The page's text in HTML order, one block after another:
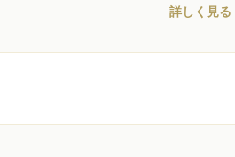
詳しく見る